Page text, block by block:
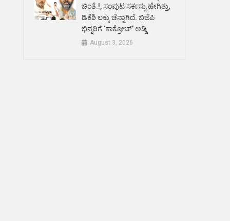
ಚಿಂತೆ.!, ಸಂಪುಟ ಸರ್ಕಸ್ಸು ಹೇಗಿತ್ತು,
ಡಿಕೆಶಿ ಲಕ್ಕು ಚೆನ್ನಾಗಿದೆ. ಬಿಜೆಪಿ
ಭಿನ್ನರಿಗೆ ‘ಕಾಕ್ರೋಚ್’ ಅಡ್ಡಿ
August 3, 2026